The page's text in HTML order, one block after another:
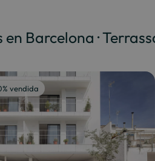
en Barcelona ·
vendida